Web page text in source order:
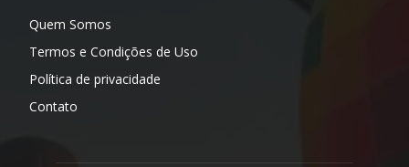
Quem Somos
Termos e Condições de Uso
Política de privacidade
Contato